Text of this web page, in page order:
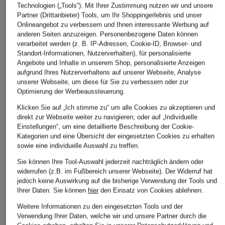
Technologien („Tools“). Mit Ihrer Zustimmung nutzen wir und unsere
Partner (Drittanbieter) Tools, um Ihr Shoppingerlebnis und unser
Onlineangebot zu verbessern und Ihnen interessante Werbung auf
anderen Seiten anzuzeigen. Personenbezogene Daten können
verarbeitet werden (z. B. IP-Adressen, Cookie-ID, Browser- und
Standort-Informationen, Nutzerverhalten), für personalisierte
Angebote und Inhalte in unserem Shop, personalisierte Anzeigen
aufgrund Ihres Nutzerverhaltens auf unserer Webseite, Analyse
unserer Webseite, um diese für Sie zu verbessern oder zur
Optimierung der Werbeaussteuerung.
Klicken Sie auf „Ich stimme zu“ um alle Cookies zu akzeptieren und
direkt zur Webseite weiter zu navigieren; oder auf „Individuelle
Einstellungen“, um eine detaillierte Beschreibung der Cookie-
Kategorien und eine Übersicht der eingesetzten Cookies zu erhalten
sowie eine individuelle Auswahl zu treffen.
Sie können Ihre Tool-Auswahl jederzeit nachträglich ändern oder
widerrufen (z.B. im Fußbereich unserer Webseite). Der Widerruf hat
jedoch keine Auswirkung auf die bisherige Verwendung der Tools und
Ihrer Daten. Sie können hierden Einsatz von Cookies ablehnen.
Weitere Informationen zu den eingesetzten Tools und der
Verwendung Ihrer Daten, welche wir und unsere Partner durch die